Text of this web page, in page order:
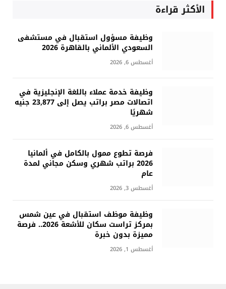
الأكثر قراءة
وظيفة مسؤول استقبال في مستشفى
السعودي الألماني بالقاهرة 2026
أغسطس 6, 2026
وظيفة خدمة عملاء باللغة الإنجليزية في
اتصالات مصر براتب يصل إلى 23,877 جنيه
شهريًا
أغسطس 6, 2026
فرصة تطوع ممول بالكامل في ألمانيا
2026 براتب شهري وسكن مجاني لمدة
عام
أغسطس 3, 2026
وظيفة موظف استقبال في عين شمس
بمركز تراست سكان للأشعة 2026.. فرصة
مميزة بدون خبرة
أغسطس 1, 2026